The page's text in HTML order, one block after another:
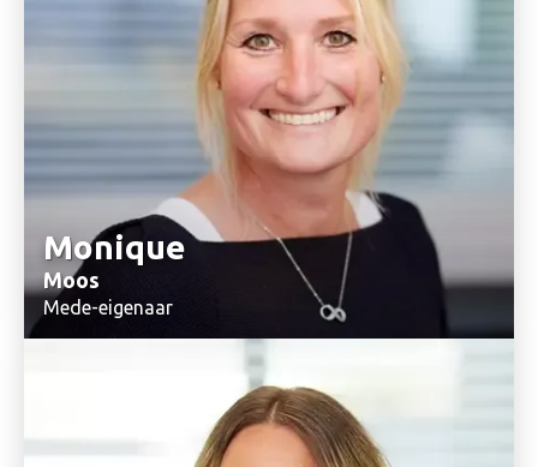
Monique
Moos
Mede-eigenaar
+31(0)6 20 42 70 98
Stuur mij een email